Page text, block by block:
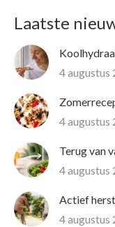
Laatste
4 augustus
4 augustus
Terug van
4 augustus
Actief
4 augustus